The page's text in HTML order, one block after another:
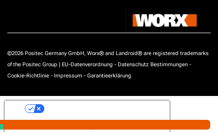
©2026 Positec Germany GmbH, Worx® and Landroid® are registered trademarks
of the Positec Group | EU-Datenverordnung - Datenschutz Bestimmungen -
Cookie-Richtlinie - Impressum - Garantieerklärung
Ihre Datenschutzeinstellungen